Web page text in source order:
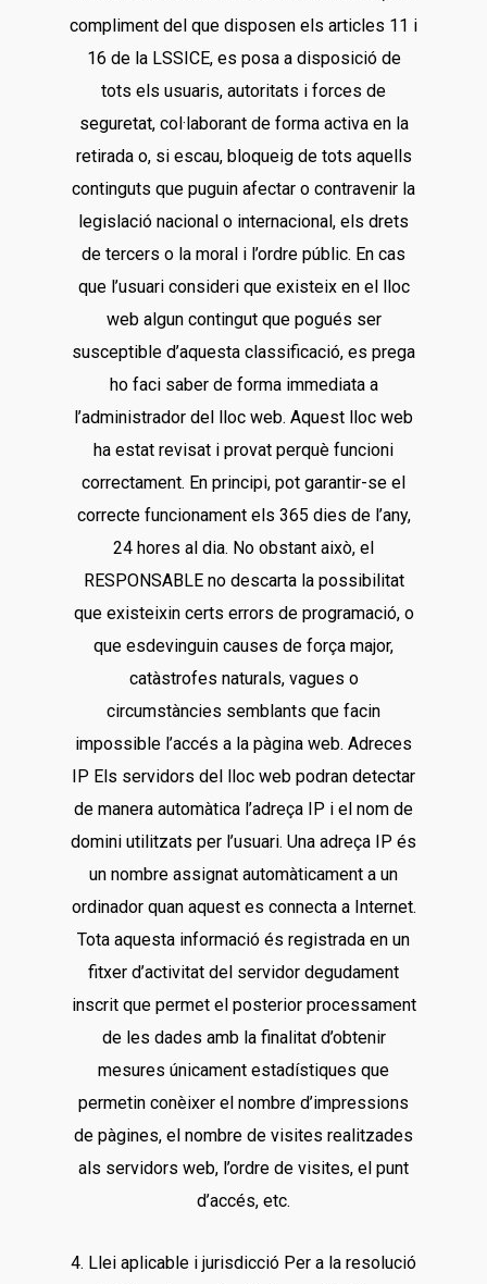
compliment del que disposen els articles 11 i
16 de la LSSICE, es posa a disposició de
tots els usuaris, autoritats i forces de
seguretat, col·laborant de forma activa en la
retirada o, si escau, bloqueig de tots aquells
continguts que puguin afectar o contravenir la
legislació nacional o internacional, els drets
de tercers o la moral i l’ordre públic. En cas
que l’usuari consideri que existeix en el lloc
web algun contingut que pogués ser
susceptible d’aquesta classificació, es prega
ho faci saber de forma immediata a
l’administrador del lloc web. Aquest lloc web
ha estat revisat i provat perquè funcioni
correctament. En principi, pot garantir-se el
correcte funcionament els 365 dies de l’any,
24 hores al dia. No obstant això, el
RESPONSABLE no descarta la possibilitat
que existeixin certs errors de programació, o
que esdevinguin causes de força major,
catàstrofes naturals, vagues o
circumstàncies semblants que facin
impossible l’accés a la pàgina web. Adreces
IP Els servidors del lloc web podran detectar
de manera automàtica l’adreça IP i el nom de
domini utilitzats per l’usuari. Una adreça IP és
un nombre assignat automàticament a un
ordinador quan aquest es connecta a Internet.
Tota aquesta informació és registrada en un
fitxer d’activitat del servidor degudament
inscrit que permet el posterior processament
de les dades amb la finalitat d’obtenir
mesures únicament estadístiques que
permetin conèixer el nombre d’impressions
de pàgines, el nombre de visites realitzades
als servidors web, l’ordre de visites, el punt
d’accés, etc.
4. Llei aplicable i jurisdicció Per a la resolució